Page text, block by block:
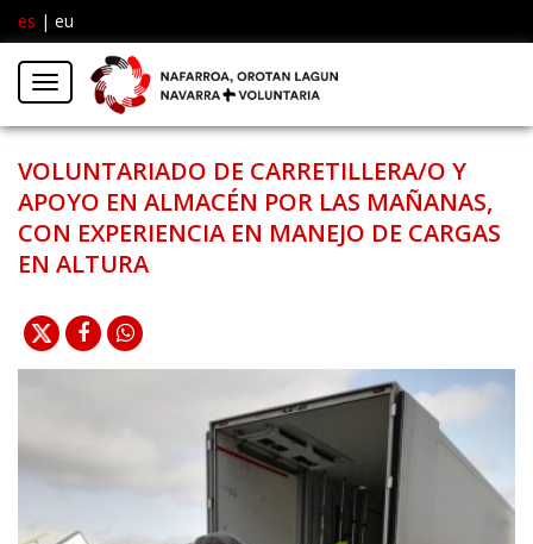
es | eu
Menú
VOLUNTARIADO DE CARRETILLERA/O Y
APOYO EN ALMACÉN POR LAS MAÑANAS,
CON EXPERIENCIA EN MANEJO DE CARGAS
EN ALTURA